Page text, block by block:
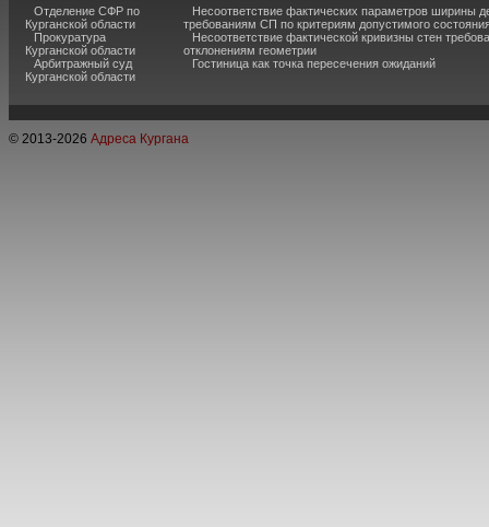
Отделение СФР по
Курганской области
Прокуратура
Курганской области
Арбитражный суд
Курганской области
Несоответствие фактических параметров ширины
требованиям СП по критериям допустимого
Несоответствие фактической кривизны стен
отклонениям геометрии
Гостиница как точка пересечения ожиданий
© 2013-2026 Адреса Кургана